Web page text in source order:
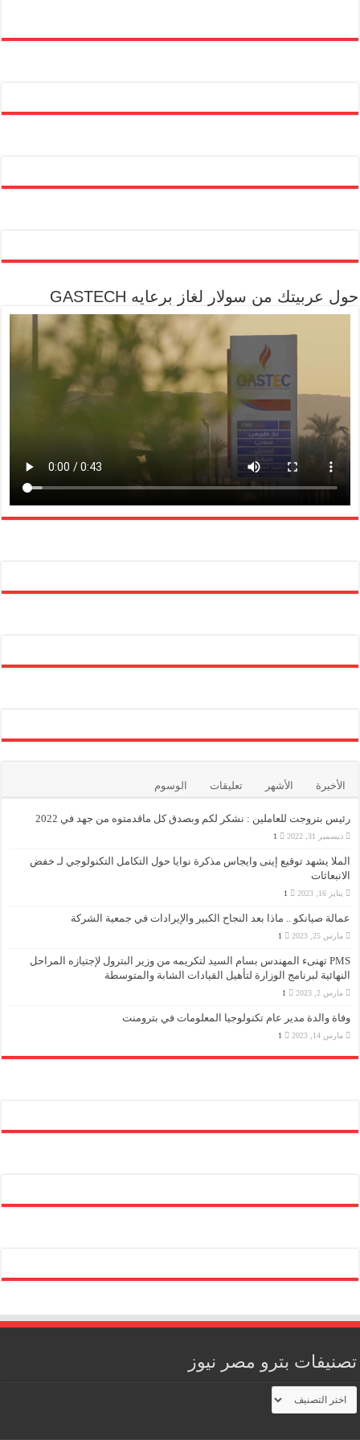
حول عربيتك من سولار لغاز برعايه GASTECH
الأخيرة الأشهر تعليقات الوسوم
رئيس بتروجت للعاملين : نشكر لكم وبصدق كل ماقدمتوه من جهد في 2022
ديسمبر 31, 2022 1
الملا يشهد توقيع إينى وايجاس مذكرة نوايا حول التكامل التكنولوجي لـ خفض
الانبعاثات
يناير 16, 2023 1
عمالة صيانكو .. ماذا بعد النجاح الكبير والإيرادات في جمعية الشركة
مارس 25, 2023 1
PMS تهنىء المهندس بسام السيد لتكريمه من وزير البترول لإجتيازه المراحل
النهائية لبرنامج الوزارة لتأهيل القيادات الشابة والمتوسطة
مارس 2, 2023 1
وفاة والدة مدير عام تكنولوجيا المعلومات في بترومنت
مارس 14, 2023 1
تصنيفات بترو مصر نيوز
تصنيفات
بترو
مصر